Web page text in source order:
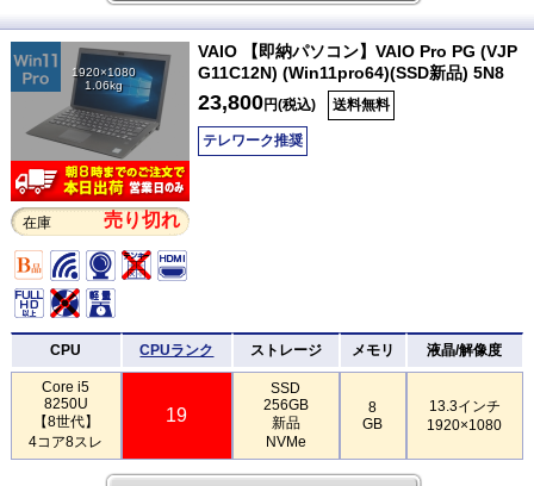
1920×1080
1.06kg
在庫 売り切れ
VAIO 【即納パソコン】VAIO Pro PG (VJP
G11C12N) (Win11pro64)(SSD新品) 5N8
23,800円(税込) 送料無料
テレワーク推奨
CPU CPUランク ストレージ メモリ 液晶/解像度
Core i5
8250U
【8世代】
4コア8スレ
19
SSD
256GB
新品
NVMe
8
GB
13.3インチ
1920×1080